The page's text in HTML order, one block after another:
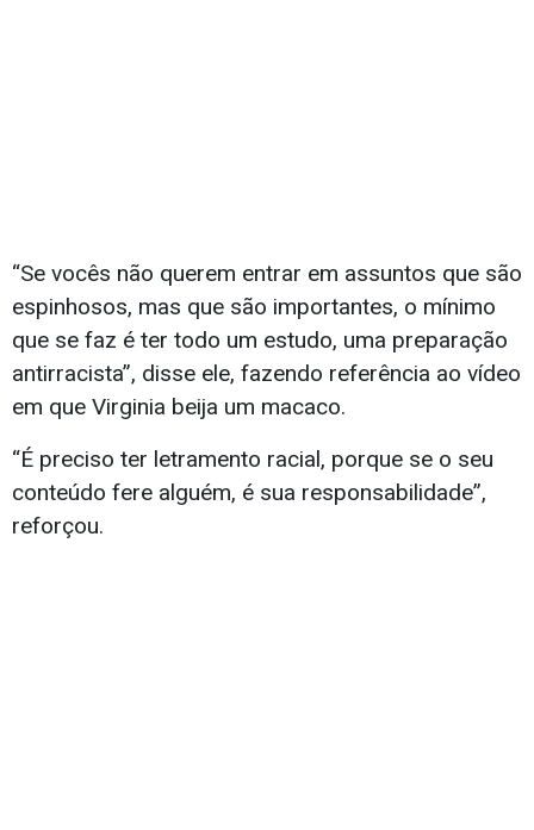
“Se vocês não querem entrar em assuntos que são
espinhosos, mas que são importantes, o mínimo
que se faz é ter todo um estudo, uma preparação
antirracista”, disse ele, fazendo referência ao vídeo
em que Virginia beija um macaco.
“É preciso ter letramento racial, porque se o seu
conteúdo fere alguém, é sua responsabilidade”,
reforçou.